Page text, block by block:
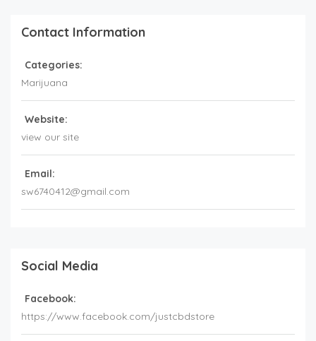
Contact Information
Categories:
Marijuana
Website:
view our site
Email:
sw6740412@gmail.com
Social Media
Facebook:
https://www.facebook.com/justcbdstore